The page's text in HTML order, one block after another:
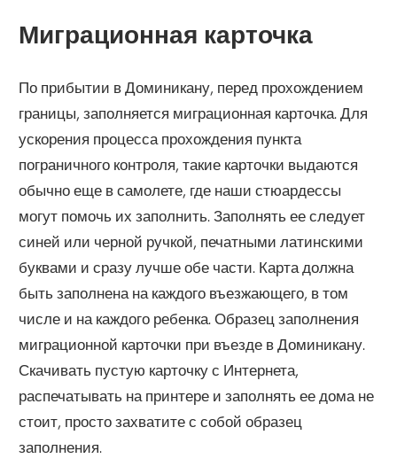
Миграционная карточка
По прибытии в Доминикану, перед прохождением
границы, заполняется миграционная карточка. Для
ускорения процесса прохождения пункта
пограничного контроля, такие карточки выдаются
обычно еще в самолете, где наши стюардессы
могут помочь их заполнить. Заполнять ее следует
синей или черной ручкой, печатными латинскими
буквами и сразу лучше обе части. Карта должна
быть заполнена на каждого въезжающего, в том
числе и на каждого ребенка. Образец заполнения
миграционной карточки при въезде в Доминикану.
Скачивать пустую карточку с Интернета,
распечатывать на принтере и заполнять ее дома не
стоит, просто захватите с собой образец
заполнения.